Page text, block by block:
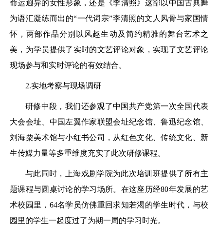
命运迥异的女性形象，还是《李清照》这部以中国古典舞
为语汇凝练而出的“一代词宗”李清照的文人风骨与家国情
怀，两部作品分别以风趣生动及简约精雅的舞台艺术之
美，为学员提供了实时的文艺评论对象，实现了文艺评论
现场参与和实时评论的有效结合。
2.实地考察与现场调研
研修中段，我们还参观了中国共产党第一次全国代表
大会会址、中国左翼作家联盟会址纪念馆、鲁迅纪念馆、
刘海粟美术馆与小红书公司，从红色文化、传统文化、新
生传媒力量等多重维度充实了此次研修课程。
与此同时，上海戏剧学院为此次培训班提供了所有主
题课程与圆桌讨论的学习场所。在这座历经80年发展的艺
术校园里，64名学员仿佛重回求知若渴的学生时代，与校
园里的学生一起度过了为期一周的学习时光。